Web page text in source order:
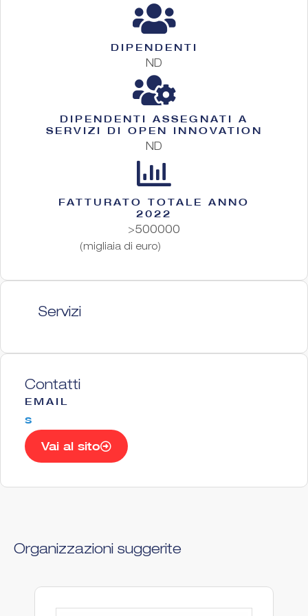
DIPENDENTI
ND
DIPENDENTI ASSEGNATI A
SERVIZI DI OPEN INNOVATION
ND
FATTURATO TOTALE ANNO
2022
>500000
(migliaia di euro)
Servizi
Contatti
EMAIL
s
Vai al sito
Organizzazioni suggerite